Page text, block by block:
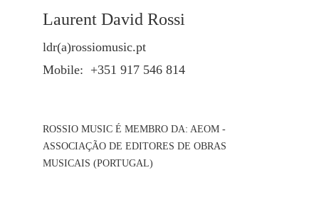
Laurent David Rossi
ldr(a)rossiomusic.pt
Mobile: +351 917 546 814
ROSSIO MUSIC É MEMBRO DA: AEOM -
ASSOCIAÇÃO DE EDITORES DE OBRAS
MUSICAIS (PORTUGAL)